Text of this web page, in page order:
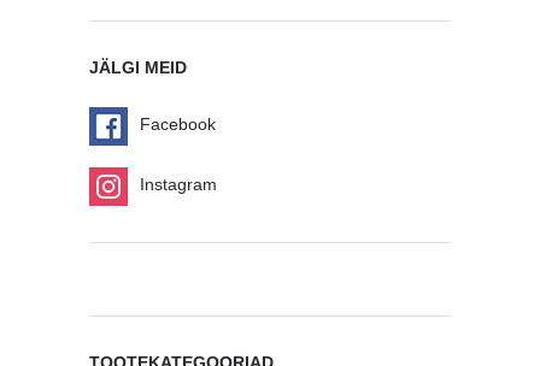
JÄLGI MEID
Facebook
Instagram
TOOTEKATEGOORIAD